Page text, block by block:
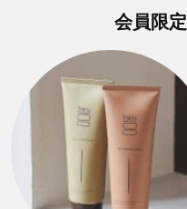
会員限定